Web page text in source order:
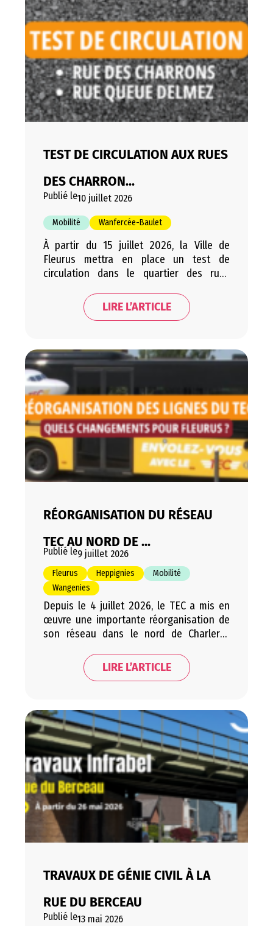
et Fleurus Pendant toute la…
TEST DE CIRCULATION AUX RUES
DES CHARRON...
Publié le10 juillet 2026
Mobilité Wanfercée-Baulet
À partir du 15 juillet 2026, la Ville de
Fleurus mettra en place un test de
circulation dans le quartier des rues
Wanfercée-Baulet. Cette phase
d’expérimentation se déroulera jusqu’au
de circulation sur la mobilité, la sécurité…
LIRE L’ARTICLE
RÉORGANISATION DU RÉSEAU
TEC AU NORD DE ...
Publié le9 juillet 2026
Fleurus Heppignies
Mobilité
Wangenies
Depuis le 4 juillet 2026, le TEC a mis en
œuvre une importante réorganisation de
son réseau dans le nord de Charleroi.
liaisons vers les principaux pôles d’emploi
de la région, notamment Brussels South
avec le réseau ferroviaire. Pour…
LIRE L’ARTICLE
TRAVAUX DE GÉNIE CIVIL À LA
RUE DU BERCEAU
Publié le13 mai 2026